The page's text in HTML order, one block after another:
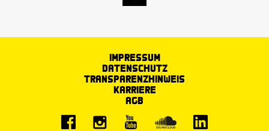
Impressum
Datenschutz
Transparenzhinweis
Karriere
AGB